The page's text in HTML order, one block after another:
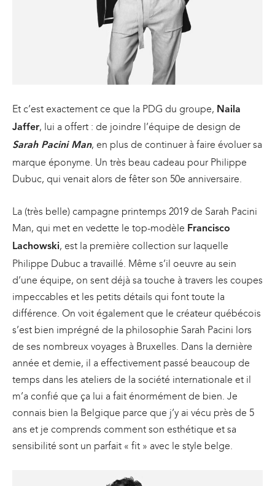
Et c’est exactement ce que la PDG du groupe, Naila
Jaffer, lui a offert : de joindre l’équipe de design de
Sarah Pacini Man, en plus de continuer à faire évoluer sa
marque éponyme. Un très beau cadeau pour Philippe
Dubuc, qui venait alors de fêter son 50e anniversaire.
La (très belle) campagne printemps 2019 de Sarah Pacini
Man, qui met en vedette le top-modèle Francisco
Lachowski, est la première collection sur laquelle
Philippe Dubuc a travaillé. Même s’il oeuvre au sein
d’une équipe, on sent déjà sa touche à travers les coupes
impeccables et les petits détails qui font toute la
différence. On voit également que le créateur québécois
s’est bien imprégné de la philosophie Sarah Pacini lors
de ses nombreux voyages à Bruxelles. Dans la dernière
année et demie, il a effectivement passé beaucoup de
temps dans les ateliers de la société internationale et il
m’a confié que ça lui a fait énormément de bien. Je
connais bien la Belgique parce que j’y ai vécu près de 5
ans et je comprends comment son esthétique et sa
sensibilité sont un parfait « fit » avec le style belge.